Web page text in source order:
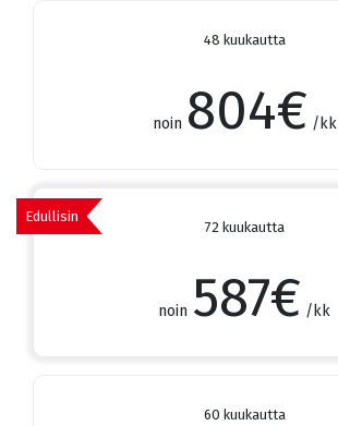
48 kuukautta
noin 804€ /kk
Edullisin
72 kuukautta
noin 587€ /kk
60 kuukautta